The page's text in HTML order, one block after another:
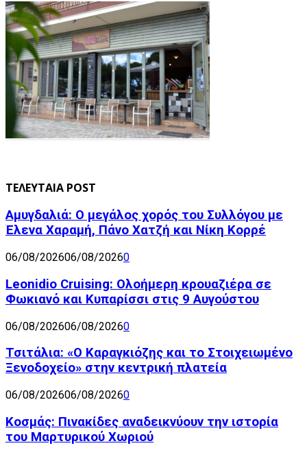
ΤΕΛΕΥΤΑΙΑ POST
Αμυγδαλιά: Ο μεγάλος χορός του Συλλόγου με
Έλενα Χαραμή, Πάνο Χατζή και Νίκη Κορρέ
06/08/202606/08/20260
Leonidio Cruising: Ολοήμερη κρουαζιέρα σε
Φωκιανό και Κυπαρίσσι στις 9 Αυγούστου
06/08/202606/08/20260
Τσιτάλια: «Ο Καραγκιόζης και το Στοιχειωμένο
Ξενοδοχείο» στην κεντρική πλατεία
06/08/202606/08/20260
Κοσμάς: Πινακίδες αναδεικνύουν την ιστορία
του Μαρτυρικού Χωριού